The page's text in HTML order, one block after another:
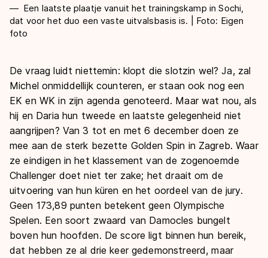
Een laatste plaatje vanuit het trainingskamp in Sochi,
dat voor het duo een vaste uitvalsbasis is. | Foto: Eigen
foto
De vraag luidt niettemin: klopt die slotzin wel? Ja, zal
Michel onmiddellijk counteren, er staan ook nog een
EK en WK in zijn agenda genoteerd. Maar wat nou, als
hij en Daria hun tweede en laatste gelegenheid niet
aangrijpen? Van 3 tot en met 6 december doen ze
mee aan de sterk bezette Golden Spin in Zagreb. Waar
ze eindigen in het klassement van de zogenoemde
Challenger doet niet ter zake; het draait om de
uitvoering van hun küren en het oordeel van de jury.
Geen 173,89 punten betekent geen Olympische
Spelen. Een soort zwaard van Damocles bungelt
boven hun hoofden. De score ligt binnen hun bereik,
dat hebben ze al drie keer gedemonstreerd, maar